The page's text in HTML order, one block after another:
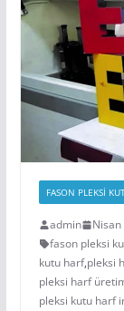
FASON PLEKSİ
admin
fason pleksi
kutu harf,pleksi
pleksi harf
pleksi kutu harf